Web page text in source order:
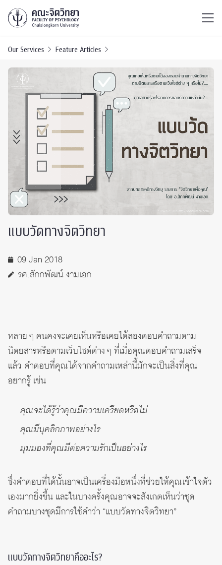
Our Services Feature Articles
แบบวัดทางจิตวิทยา
09 Jan 2018
รศ.สักกพัฒน์ งามเอก
หลาย ๆ คนคงจะเคยเห็นหรือเคยได้ลองตอบคำถามตาม
นิตยสารหรือตามเว็บไซต์ต่าง ๆ ที่เมื่อคุณตอบคำถามเสร็จ
แล้ว คำตอบที่คุณได้จากคำถามเหล่านี้มักจะเป็นสิ่งที่คุณ
อยากรู้ เช่น
คุณจะได้รู้ว่าคุณมีความเครียดหรือไม่
คุณมีบุคลิกภาพอย่างไร
มุมมองที่คุณมีต่อความรักเป็นอย่างไร
ซึ่งคำตอบที่ได้นั้นอาจเป็นเครื่องมือหนึ่งที่ช่วยให้คุณเข้าใจตัว
เองมากยิ่งขึ้น และในบางครั้งคุณอาจจะสังเกตเห็นว่าชุด
คำถามบางชุดมีการใช้คำว่า “แบบวัดทางจิตวิทยา”
แบบวัดทางจิตวิทยาคืออะไร?